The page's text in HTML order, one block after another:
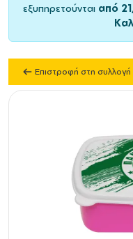
εξυπηρετούνται από
Επιστροφή στη συλλογή